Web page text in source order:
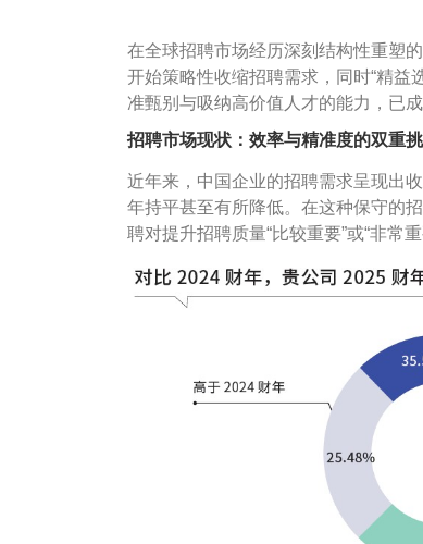
在全球招聘市场经历深刻结构性重塑
开始策略性收缩招聘需求，同时“精益
准甄别与吸纳高价值人才的能力，已
招聘市场现状：效率与精准度的双重
近年来，中国企业的招聘需求呈现出
年持平甚至有所降低。在这种保守的
聘对提升招聘质量“比较重要”或“非常重